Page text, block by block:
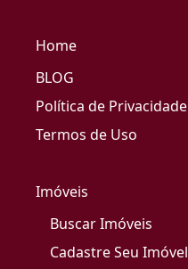
Home
BLOG
Política de Privacidade
Termos de Uso
Imóveis
Buscar Imóveis
Cadastre Seu Imóvel